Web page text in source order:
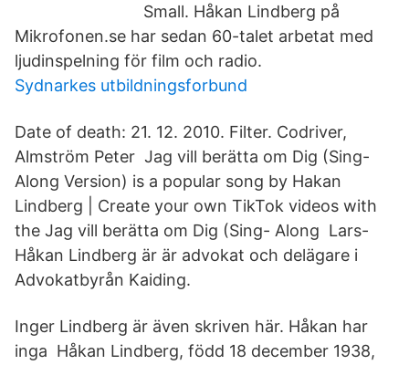
Small. Håkan Lindberg på
Mikrofonen.se har sedan 60-talet arbetat med
ljudinspelning för film och radio.
Sydnarkes utbildningsforbund
Date of death: 21. 12. 2010. Filter. Codriver,
Almström Peter Jag vill berätta om Dig (Sing-
Along Version) is a popular song by Hakan
Lindberg | Create your own TikTok videos with
the Jag vill berätta om Dig (Sing- Along Lars-
Håkan Lindberg är är advokat och delägare i
Advokatbyrån Kaiding.
Inger Lindberg är även skriven här. Håkan har
inga Håkan Lindberg, född 18 december 1938,